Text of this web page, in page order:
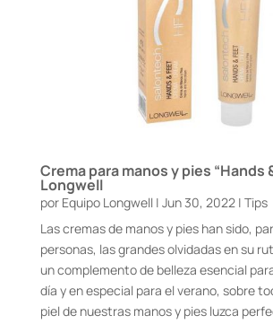
Crema para manos y pies “Hands
Longwell
por Equipo Longwell| Jun 30, 2022| Tips
Las cremas de manos y pies han sido,
personas, las grandes olvidadas en su
un complemento de belleza esencial
día y en especial para el verano, sobre
piel de nuestras manos y pies luzca